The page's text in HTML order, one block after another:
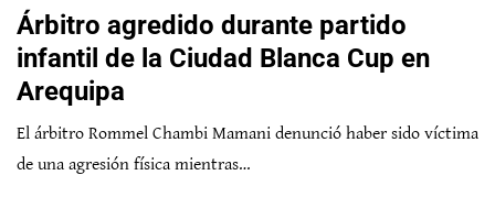
Árbitro agredido durante partido
infantil de la Ciudad Blanca Cup en
Arequipa
El árbitro Rommel Chambi Mamani denunció haber sido víctima
de una agresión física mientras…